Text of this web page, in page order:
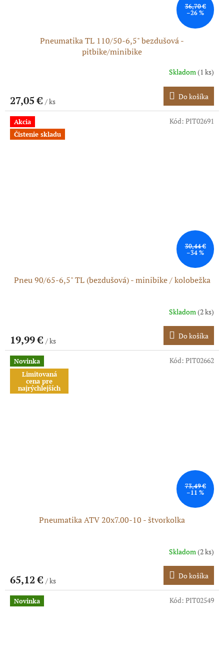
36,70 €
–26 %
Pneumatika TL 110/50-6,5" bezdušová -
pitbike/minibike
Skladom(1 ks)
27,05 € / ks
Do košíka
Akcia
Čistenie skladu
30,44 €
–34 %
Pneu 90/65-6,5" TL (bezdušová) - minibike / kolobežka
Skladom(2 ks)
19,99 € / ks
Do košíka
Kód: PIT02691
Novinka
Limitovaná
cena pre
najrýchlejších
73,49 €
–11 %
Pneumatika ATV 20x7.00-10 - štvorkolka
Skladom (2 ks)
65,12 € / ks
Do košíka
Kód: PIT02662
Novinka Kód: PIT02549